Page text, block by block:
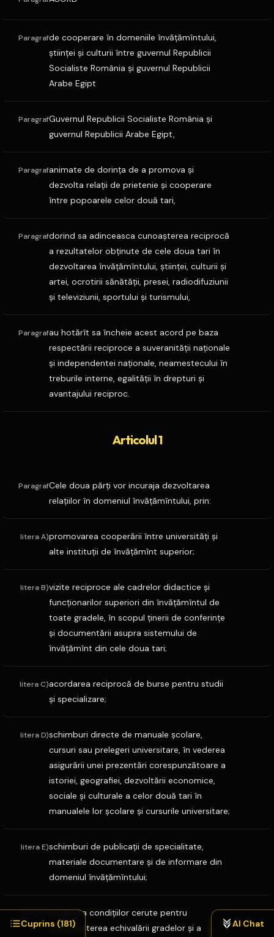
Cuprins (181)
Paragrafde cooperare în domeniile învăţămîntului,
ştiinţei şi culturii între guvernul Republicii
Socialiste România şi guvernul Republicii
Arabe Egipt
ParagrafGuvernul Republicii Socialiste România şi
guvernul Republicii Arabe Egipt,
Paragrafanimate de dorinţa de a promova şi
dezvolta relaţii de prietenie şi cooperare
între popoarele celor două tari,
Paragrafdorind sa adinceasca cunoaşterea reciprocă
a rezultatelor obţinute de cele doua tari în
dezvoltarea învăţămîntului, ştiinţei, culturii şi
artei, ocrotirii sănătăţii, presei, radiodifuziunii
şi televiziunii, sportului şi turismului,
Paragrafau hotărît sa încheie acest acord pe baza
respectării reciproce a suveranităţii naţionale
şi independentei naţionale, neamestecului în
treburile interne, egalităţii în drepturi şi
avantajului reciproc.
Articolul 1
ParagrafCele doua părţi vor incuraja dezvoltarea
relaţiilor în domeniul învăţămîntului, prin:
litera A)promovarea cooperării între universităţi şi
alte instituţii de învăţămînt superior;
litera B)vizite reciproce ale cadrelor didactice şi
funcţionarilor superiori din învăţămîntul de
toate gradele, în scopul ţinerii de conferinţe
şi documentării asupra sistemului de
învăţămînt din cele doua tari;
litera C)acordarea reciprocă de burse pentru studii
şi specializare;
litera D)schimburi directe de manuale şcolare,
cursuri sau prelegeri universitare, în vederea
asigurării unei prezentări corespunzătoare a
istoriei, geografiei, dezvoltării economice,
sociale şi culturale a celor două tari în
manualele lor şcolare şi cursurile universitare;
litera E)schimburi de publicaţii de specialitate,
materiale documentare şi de informare din
domeniul învăţămîntului;
litera F)studierea condiţiilor cerute pentru
recunoaşterea echivalării gradelor şi a
AI Chat